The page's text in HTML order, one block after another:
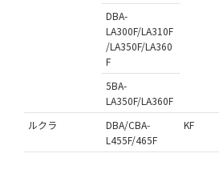
DBA-
LA300F/LA310F
/LA350F/LA360
F
5BA-
LA350F/LA360F
ルクラ
DBA/CBA-
L455F/465F
KF